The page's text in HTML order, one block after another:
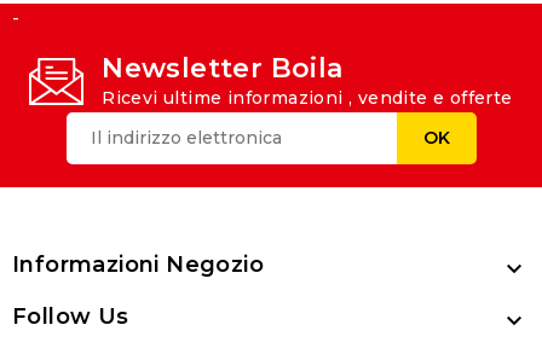
-
Newsletter Boila
Ricevi ultime informazioni , vendite e offerte
Informazioni Negozio 
Follow Us 